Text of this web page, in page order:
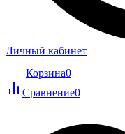
Личный кабинет
Корзина0
Сравнение0